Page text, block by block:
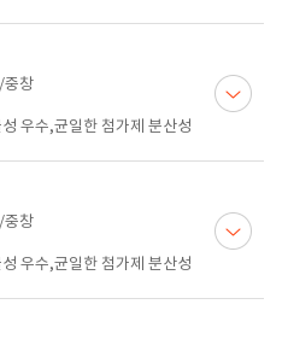
중창
우수,균일한 첨가제 분산성
중창
우수,균일한 첨가제 분산성